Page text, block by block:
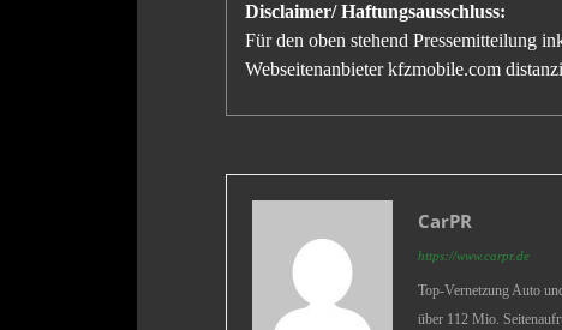
Disclaimer/ Haftungsausschluss:
Für den oben stehend Pressemitteilung
Webseitenanbieter kfzmobile.com
CarPR
https://www.carpr.de
Top-Vernetzung Auto
über 112 Mio.